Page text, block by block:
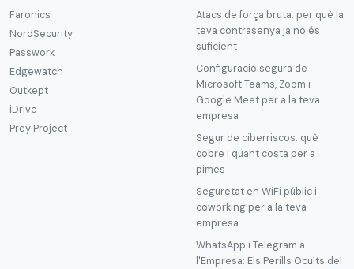
Faronics
NordSecurity
Passwork
Edgewatch
Outkept
iDrive
Prey Project
Atacs de força bruta: per què la
teva contrasenya ja no és
suficient
Configuració segura de
Microsoft Teams, Zoom i
Google Meet per a la teva
empresa
Segur de ciberriscos: què
cobre i quant costa per a
pimes
Seguretat en WiFi públic i
coworking per a la teva
empresa
WhatsApp i Telegram a
l'Empresa: Els Perills Ocults del